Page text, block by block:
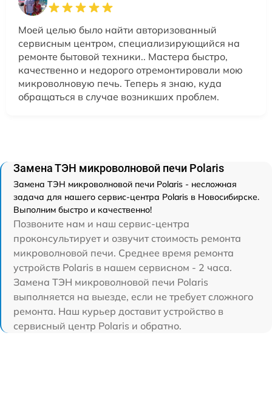
Моей целью было найти авторизованный
сервисным центром, специализирующийся на
ремонте бытовой техники.. Мастера быстро,
качественно и недорого отремонтировали мою
микроволновую печь. Теперь я знаю, куда
обращаться в случае возникших проблем.
Замена ТЭН микроволновой печи Polaris
Замена ТЭН микроволновой печи Polaris - несложная
задача для нашего сервис-центра Polaris в Новосибирске.
Выполним быстро и качественно!
Позвоните нам и наш сервис-центра
проконсультирует и озвучит стоимость ремонта
микроволновой печи. Среднее время ремонта
устройств Polaris в нашем сервисном - 2 часа.
Замена ТЭН микроволновой печи Polaris
выполняется на выезде, если не требует сложного
ремонта. Наш курьер доставит устройство в
сервисный центр Polaris и обратно.